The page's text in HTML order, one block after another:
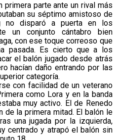
primera parte ante un rival más
su séptimo amistoso de
no disparó a puerta en los
un conjunto cántabro bien
con ese toque correoso que
pasada. Es cierto que a los
el balón jugado desde atrás
hacían daño entrando por las
categoría.
con facilidad de un veterano
como Lora y en la banda
muy activo. El de Renedo
de la primera mitad. El balón le
una jugada por la izquierda,
centrado y atrapó el balón sin